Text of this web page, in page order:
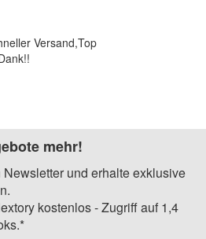
Versand,Top
mehr!
und erhalte exklusive
kostenlos - Zugriff auf 1,4